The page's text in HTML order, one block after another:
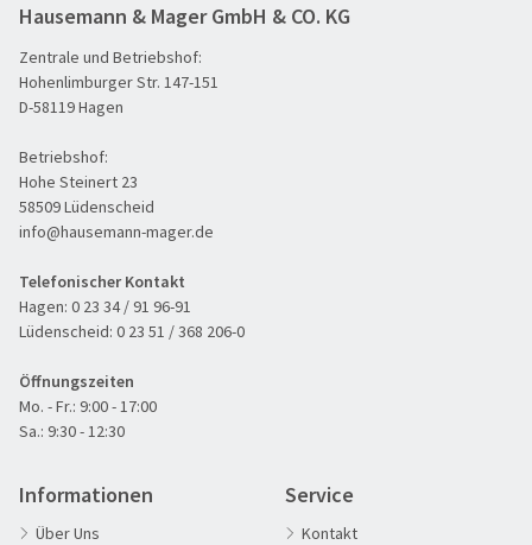
Hausemann & Mager GmbH & CO. KG
Zentrale und Betriebshof:
Hohenlimburger Str. 147-151
D-58119 Hagen
Betriebshof:
Hohe Steinert 23
58509 Lüdenscheid
info@hausemann-mager.de
Telefonischer Kontakt
Hagen: 0 23 34 / 91 96-91
Lüdenscheid: 0 23 51 / 368 206-0
Öffnungszeiten
Mo. - Fr.: 9:00 - 17:00
Sa.: 9:30 - 12:30
Informationen
Über Uns
Service
Kontakt